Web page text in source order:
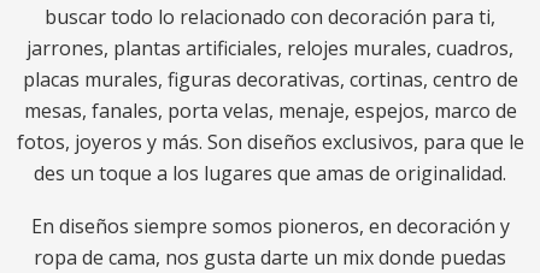
buscar todo lo relacionado con decoración para ti,
jarrones, plantas artificiales, relojes murales, cuadros,
placas murales, figuras decorativas, cortinas, centro de
mesas, fanales, porta velas, menaje, espejos, marco de
fotos, joyeros y más. Son diseños exclusivos, para que le
des un toque a los lugares que amas de originalidad.
En diseños siempre somos pioneros, en decoración y
ropa de cama, nos gusta darte un mix donde puedas